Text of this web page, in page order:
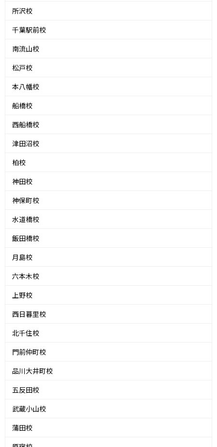
所沢校
千葉駅前校
南流山校
松戸校
本八幡校
船橋校
西船橋校
津田沼校
柏校
神田校
神保町校
水道橋校
飯田橋校
月島校
六本木校
上野校
西日暮里校
北千住校
門前仲町校
品川大井町校
五反田校
武蔵小山校
蒲田校